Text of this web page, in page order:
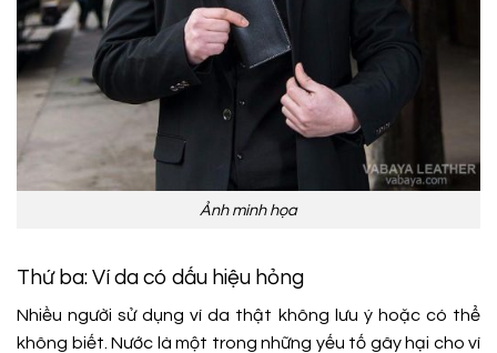
Ảnh minh họa
Thứ ba: Ví da có dấu hiệu hỏng
Nhiều người sử dụng ví da thật không lưu ý hoặc có thể
không biết. Nước là một trong những yếu tố gây hại cho ví